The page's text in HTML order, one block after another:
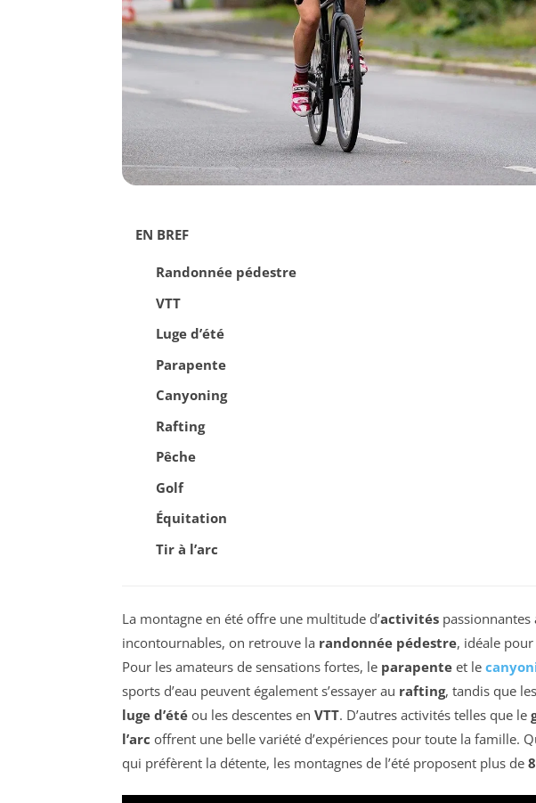
EN BREF
Randonnée pédestre
VTT
Luge d’été
Parapente
Canyoning
Rafting
Pêche
Golf
Équitation
Tir à l’arc
La montagne en été offre une multitude d’activités
incontournables, on retrouve la randonnée pédestre, idéale
Pour les amateurs de sensations fortes, le parapente et le
sports d’eau peuvent également s’essayer au rafting, tandis que
luge d’été ou les descentes en VTT. D’autres activités telles que le
l’arc offrent une belle variété d’expériences pour toute la famille.
qui préfèrent la détente, les montagnes de l’été proposent plus de